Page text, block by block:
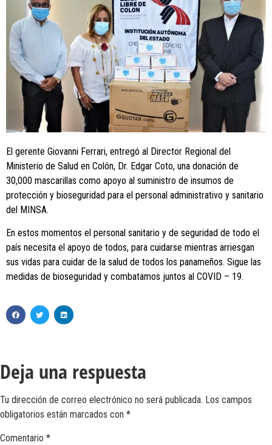
El gerente Giovanni Ferrari, entregó al Director Regional del
Ministerio de Salud en Colón, Dr. Edgar Coto, una donación de
30,000 mascarillas como apoyo al suministro de insumos de
protección y bioseguridad para el personal administrativo y sanitario
del MINSA.
En estos momentos el personal sanitario y de seguridad de todo el
país necesita el apoyo de todos, para cuidarse mientras arriesgan
sus vidas para cuidar de la salud de todos los panameños. Sigue las
medidas de bioseguridad y combatamos juntos al COVID – 19.
Deja una respuesta
Tu dirección de correo electrónico no será publicada. Los campos
obligatorios están marcados con *
Comentario *